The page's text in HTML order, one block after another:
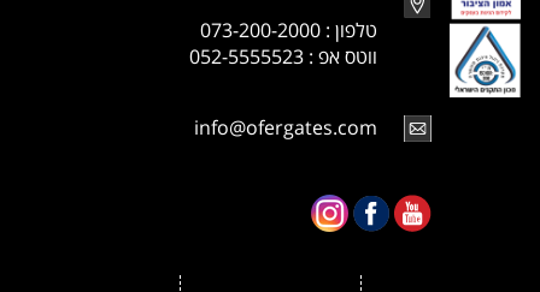
טלפון : 073-200-2000
ווטס אפ : 052-5555523
info@ofergates.com